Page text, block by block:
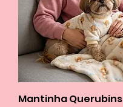
Mantinha Querubins